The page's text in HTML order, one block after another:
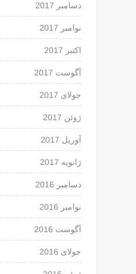
دسامبر 2017
نوامبر 2017
اکتبر 2017
آگوست 2017
جولای 2017
ژوئن 2017
آوریل 2017
ژانویه 2017
دسامبر 2016
نوامبر 2016
آگوست 2016
جولای 2016